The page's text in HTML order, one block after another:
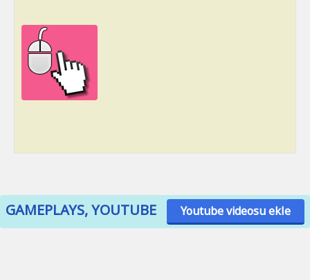
GAMEPLAYS, YOUTUBE Youtube videosu ekle